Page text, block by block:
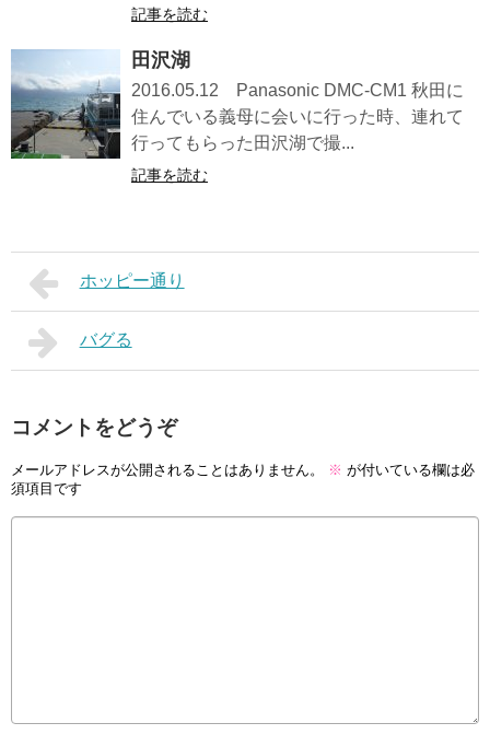
記事を読む
田沢湖
2016.05.12 Panasonic DMC-CM1 秋田に
住んでいる義母に会いに行った時、連れて
行ってもらった田沢湖で撮...
記事を読む
ホッピー通り
バグる
コメントをどうぞ
メールアドレスが公開されることはありません。 ※ が付いている欄は必
須項目です